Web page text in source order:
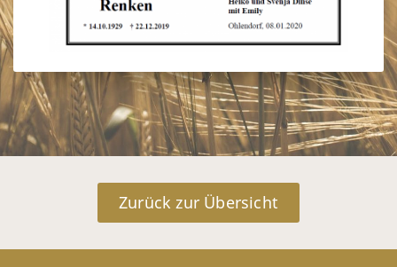
Zurück zur Übersicht